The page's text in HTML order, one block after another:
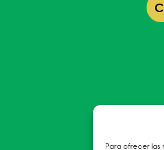
Para ofrecer las